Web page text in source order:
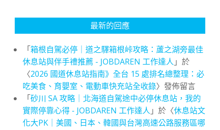
最新的回應
「箱根自駕必停｜道之驛箱根峠攻略：蘆之湖旁最佳
休息站與伴手禮推薦 - JOBDAREN 工作達人 」於
〈2026 國道休息站指南》全台 15 處排名總整理：必
吃美食、育嬰室、電動車快充站全收錄〉發佈留言
「砂川 SA 攻略｜北海道自駕途中必停休息站，我的
實際停靠心得 - JOBDAREN 工作達人 」於〈休息站文
化大PK｜美國、日本、韓國與台灣高速公路服務區哪